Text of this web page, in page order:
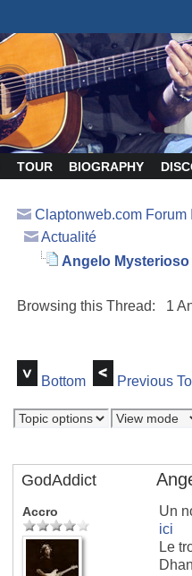
TOUR BIOGRAPHY
Claptonweb.com Forum
Actualité
Angelo Mysterioso
Browsing this Thread: 1
Bottom Previous
GodAddict
Accro
Un
ici
Le